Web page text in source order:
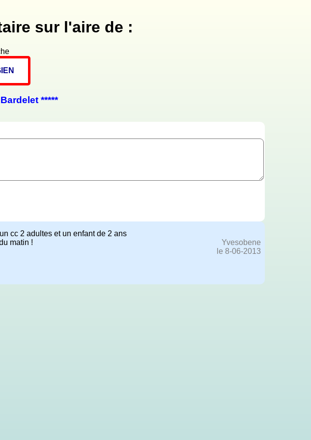
sur l'aire de :
*****
cc 2 adultes et un enfant de 2 ans
matin !
Yvesobene
le 8-06-2013